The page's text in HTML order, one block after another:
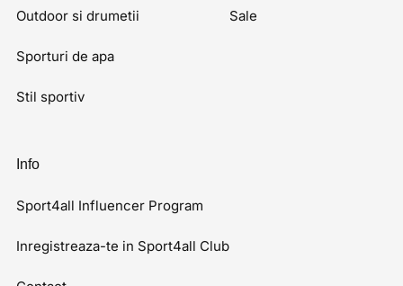
Outdoor si drumetii
Sporturi de apa
Stil sportiv
Sale
Info
Sport4all Influencer Program
Inregistreaza-te in Sport4all Club